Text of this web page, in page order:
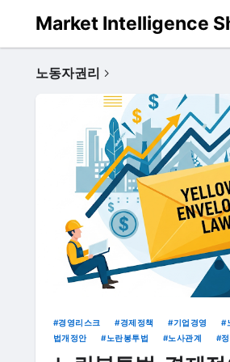
Market Intelligence
노동자권리
경영리스크 경제정책 기업경영
법개정안
노란봉투법 노사관계